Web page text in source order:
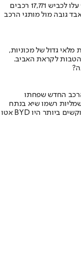
מגמת הירידה במכירות מתמנת ובחודש החולף עלו לכביש 17,771 רכבים
גובה מול מותגי הרכב
גדול של מכוניות,
לקראת האביב.
החדש שפחתו
החשמליות רשמו שיא בנתח
השוק וכך גם המכוניות הסיניות, והדגמים המבוקשים ביותר היו BYD אטו